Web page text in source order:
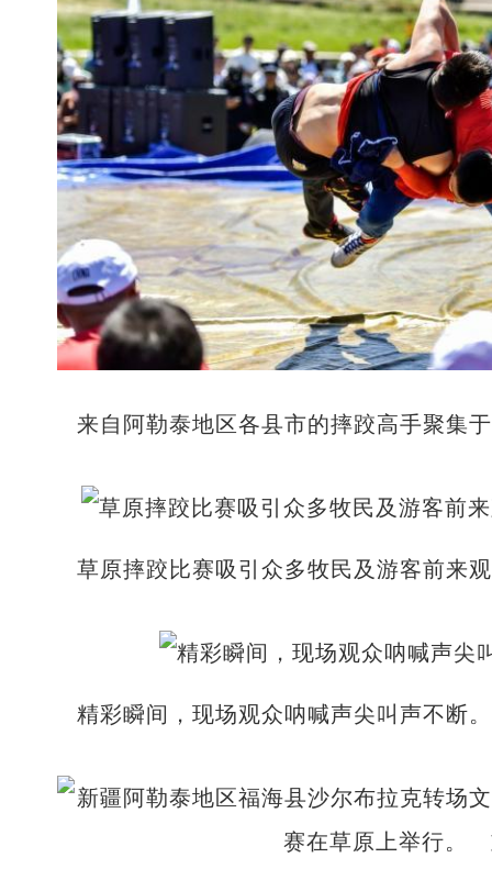
来自阿勒泰地区各县市的摔跤高手聚集
草原摔跤比赛吸引众多牧民及游客前来
精彩瞬间，现场观众呐喊声尖叫声不断